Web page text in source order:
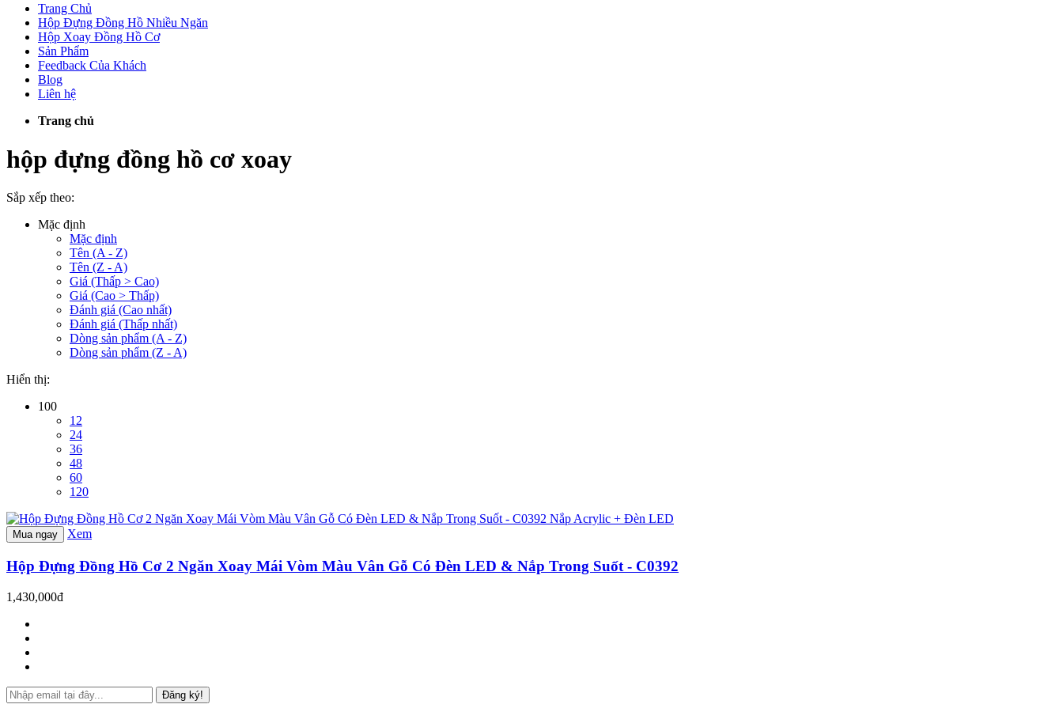
Trang Chủ
Hộp Đựng Đồng Hồ Nhiều Ngăn
Hộp Xoay Đồng Hồ Cơ
Sản Phẩm
Feedback Của Khách
Blog
Liên hệ
Trang chủ
hộp đựng đồng hồ cơ xoay
Sắp xếp theo:
Mặc định
Mặc định
Tên (A - Z)
Tên (Z - A)
Giá (Thấp > Cao)
Giá (Cao > Thấp)
Đánh giá (Cao nhất)
Đánh giá (Thấp nhất)
Dòng sản phẩm (A - Z)
Dòng sản phẩm (Z - A)
Hiển thị:
100
12
24
36
48
60
120
Nắp Acrylic + Đèn LED
Mua ngay Xem
Hộp Đựng Đồng Hồ Cơ 2 Ngăn Xoay Mái Vòm Màu Vân Gỗ Có Đèn LED & Nắp Trong Suốt - C0392
1,430,000đ
Đăng ký!